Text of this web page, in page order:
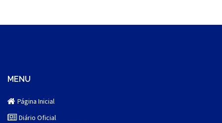
MENU
Página Inicial
Diário Oficial